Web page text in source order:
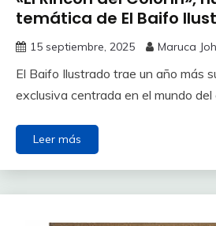
temática de El Baifo
15 septiembre, 2025 Maruca
El Baifo Ilustrado trae un año más
exclusiva centrada en el mundo del
Leer más